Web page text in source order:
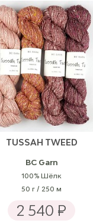
TUSSAH TWEED
BC Garn
100% Шёлк
50 г / 250 м
2 540 ₽